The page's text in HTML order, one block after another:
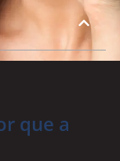
que a